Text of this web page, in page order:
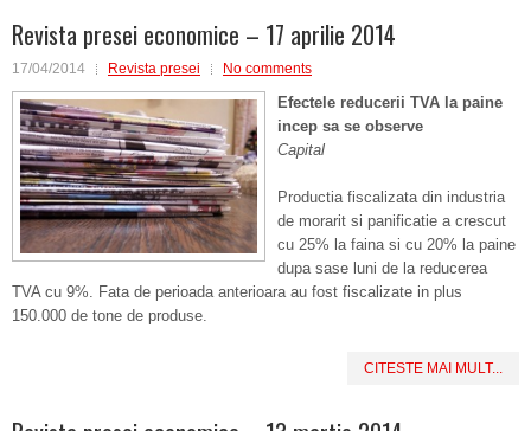
Revista presei economice – 17 aprilie 2014
17/04/2014 Revista presei No comments
Efectele reducerii TVA la paine
incep sa se observe
Capital
Productia fiscalizata din industria
de morarit si panificatie a crescut
cu 25% la faina si cu 20% la paine
dupa sase luni de la reducerea
TVA cu 9%. Fata de perioada anterioara au fost fiscalizate in plus
150.000 de tone de produse.
CITESTE MAI MULT...